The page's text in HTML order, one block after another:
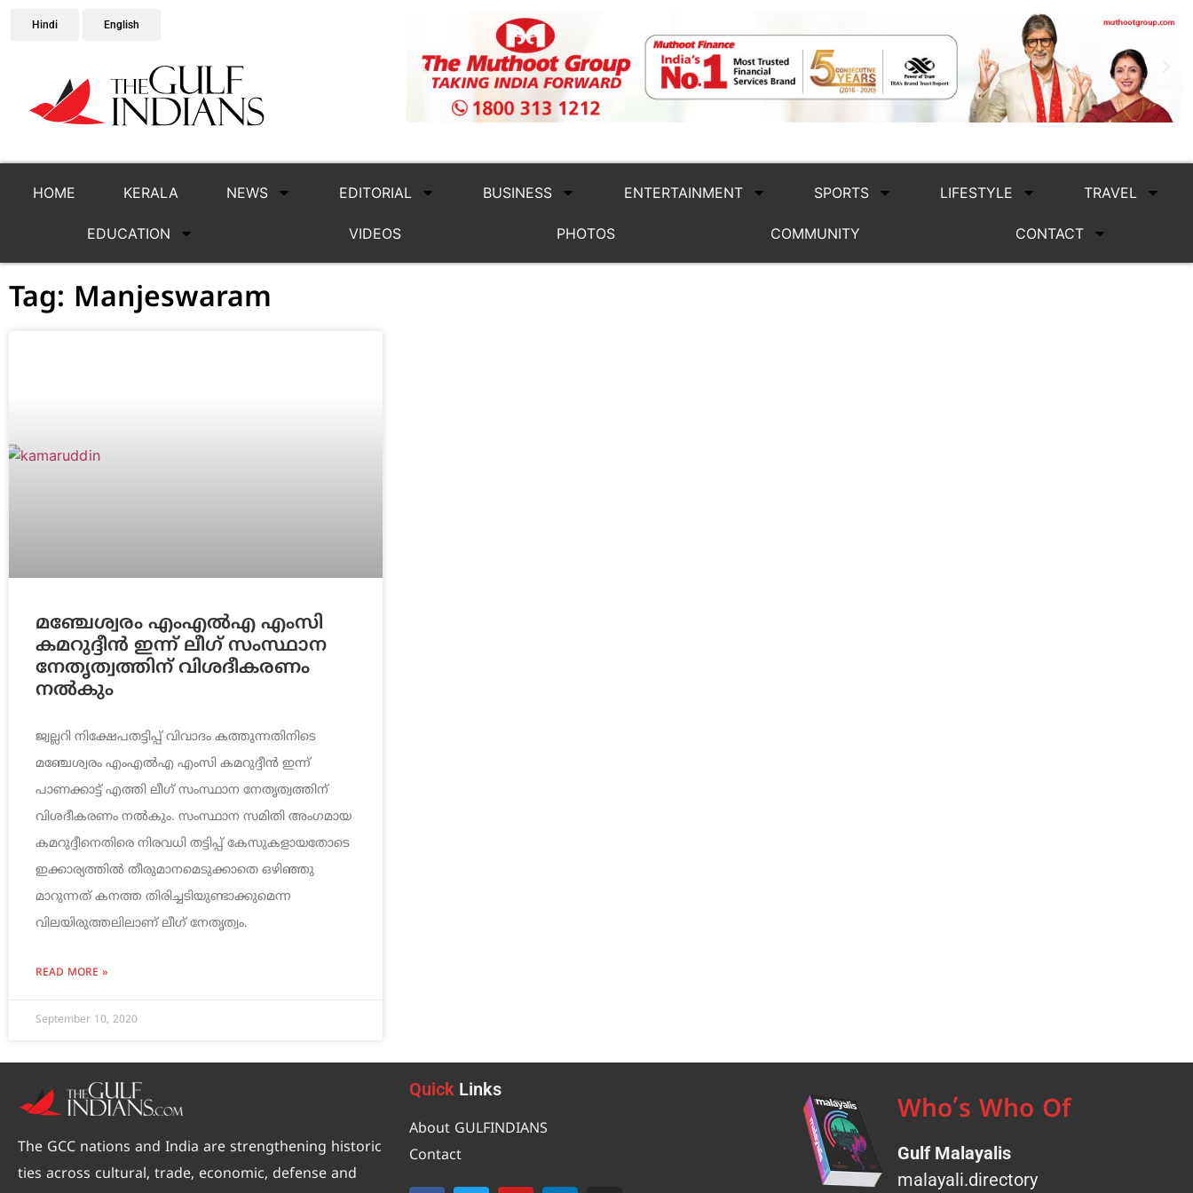
Hindi English
HOME KERALA NEWS EDITORIAL BUSINESS ENTERTAINMENT SPORTS LIFESTYLE TRAVEL
EDUCATION VIDEOS PHOTOS COMMUNITY CONTACT
Tag: Manjeswaram
മഞ്ചേശ്വരം എംഎൽഎ എംസി
കമറുദ്ദീൻ ഇന്ന് ലീഗ് സംസ്ഥാന
നേതൃത്വത്തിന് വിശദീകരണം
നൽകും
ജ്വല്ലറി നിക്ഷേപതട്ടിപ്പ് വിവാദം കത്തുന്നതിനിടെ
മഞ്ചേശ്വരം എംഎൽഎ എംസി കമറുദ്ദീൻ ഇന്ന്
പാണക്കാട്ട് എത്തി ലീഗ് സംസ്ഥാന നേതൃത്വത്തിന്
വിശദീകരണം നൽകും. സംസ്ഥാന സമിതി അംഗമായ
കമറുദ്ദീനെതിരെ നിരവധി തട്ടിപ്പ് കേസുകളായതോടെ
ഇക്കാര്യത്തിൽ തീരുമാനമെടുക്കാതെ ഒഴിഞ്ഞു
മാറുന്നത് കനത്ത തിരിച്ചടിയുണ്ടാക്കുമെന്ന
വിലയിരുത്തലിലാണ് ലീഗ് നേതൃത്വം.
READ MORE »
September 10, 2020
The GCC nations and India are strengthening historic
ties across cultural, trade, economic, defense and
Quick Links
About GULFINDIANS
Contact
Who’s Who Of
Gulf Malayalis
malayali.directory